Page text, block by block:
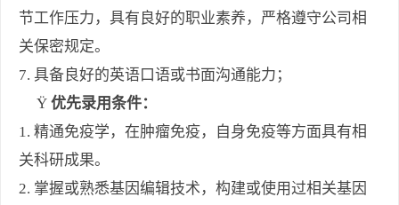
节工作压力，具有良好的职业素养，严格遵守公司相
关保密规定。
7. 具备良好的英语口语或书面沟通能力；
Ÿ 优先录用条件：
1. 精通免疫学，在肿瘤免疫，自身免疫等方面具有相
关科研成果。
2. 掌握或熟悉基因编辑技术，构建或使用过相关基因